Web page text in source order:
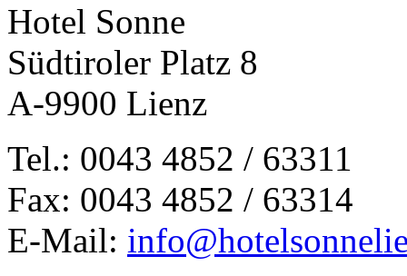
Hotel Sonne
Südtiroler Platz 8
A-9900 Lienz
Tel.: 0043 4852 / 63311
Fax: 0043 4852 / 63314
E-Mail: